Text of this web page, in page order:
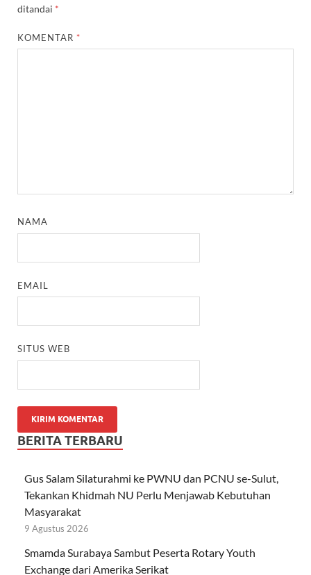
ditandai *
KOMENTAR *
NAMA
EMAIL
SITUS WEB
BERITA TERBARU
Gus Salam Silaturahmi ke PWNU dan PCNU se-Sulut,
Tekankan Khidmah NU Perlu Menjawab Kebutuhan
Masyarakat
9 Agustus 2026
Smamda Surabaya Sambut Peserta Rotary Youth
Exchange dari Amerika Serikat